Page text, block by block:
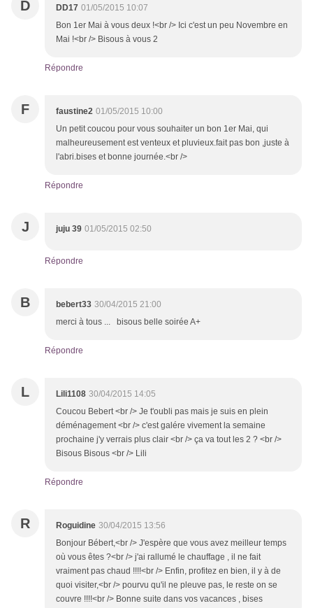
D DD17 01/05/2015 10:07
Bon 1er Mai à vous deux !<br /> Ici c'est un peu Novembre en
Mai !<br /> Bisous à vous 2
Répondre
F faustine2 01/05/2015 10:00
Un petit coucou pour vous souhaiter un bon 1er Mai, qui
malheureusement est venteux et pluvieux.fait pas bon ,juste à
l'abri.bises et bonne journée.<br />
Répondre
J juju 39 01/05/2015 02:50
Répondre
B bebert33 30/04/2015 21:00
merci à tous ... bisous belle soirée A+
Répondre
L Lili1108 30/04/2015 14:05
Coucou Bebert <br /> Je t'oubli pas mais je suis en plein
déménagement <br /> c'est galére vivement la semaine
prochaine j'y verrais plus clair <br /> ça va tout les 2 ? <br />
Bisous Bisous <br /> Lili
Répondre
R Roguidine 30/04/2015 13:56
Bonjour Bébert,<br /> J'espère que vous avez meilleur temps
où vous êtes ?<br /> j'ai rallumé le chauffage , il ne fait
vraiment pas chaud !!!!<br /> Enfin, profitez en bien, il y à de
quoi visiter,<br /> pourvu qu'il ne pleuve pas, le reste on se
couvre !!!!<br /> Bonne suite dans vos vacances , bises